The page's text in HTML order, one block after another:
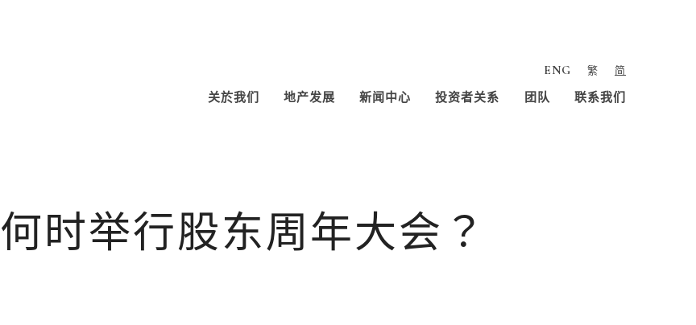
ENG 繁 简
关於我们 地产发展 新闻中心 投资者关系 团队 联系我们
时举行股东周年大会？